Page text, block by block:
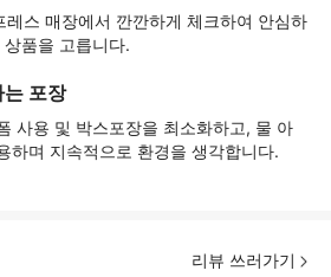
레스 매장에서 깐깐하게 체크하여 안심하
품을 고릅니다.
포장
사용 및 박스포장을 최소화하고, 물 아
하며 지속적으로 환경을 생각합니다.
리뷰 쓰러가기